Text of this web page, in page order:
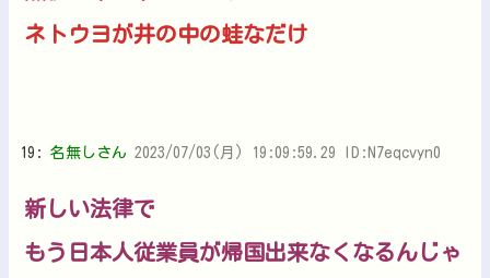
ネトウヨが井の中の蛙なだけ
19: 名無しさん 2023/07/03(月) 19:09:59.29 ID:N7eqcvyn0
新しい法律で
もう日本人従業員が帰国出来なくなるんじゃ